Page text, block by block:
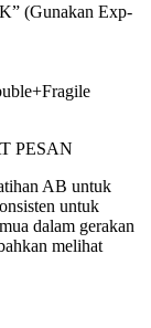
(Gunakan Exp-
PESAN
AB untuk
untuk
dalam gerakan
melihat